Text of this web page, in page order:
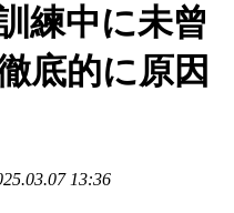
練中に未曾
底的に原因
13:36